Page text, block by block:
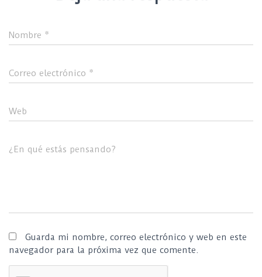
Nombre *
Correo electrónico *
Web
¿En qué estás pensando?
Guarda mi nombre, correo electrónico y web en este
navegador para la próxima vez que comente.